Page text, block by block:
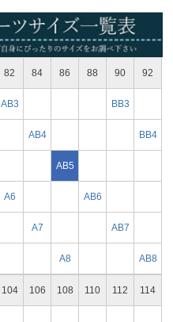
82 84 86 88 90 92
AB3 BB3
AB4 BB4
AB5
A6 AB6
A7 AB7
A8 AB8
104 106 108 110 112 114